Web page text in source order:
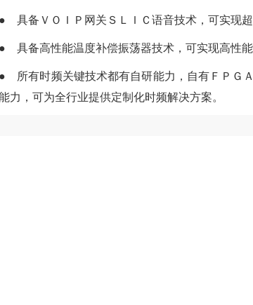
具备ＶＯＩＰ网关ＳＬＩＣ语音技术，可实现
具备高性能温度补偿振荡器技术，可实现高性
所有时频关键技术都有自研能力，自有ＦＰＧ
力，可为全行业提供定制化时频解决方案。